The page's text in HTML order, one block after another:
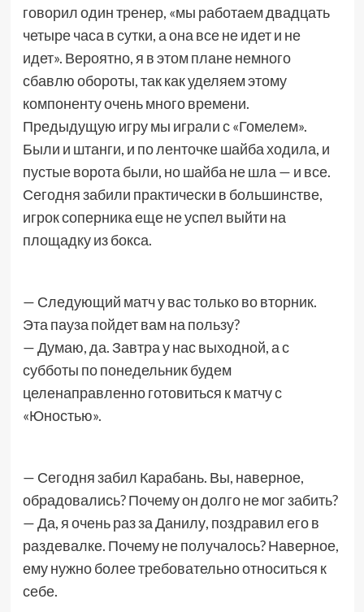
говорил один тренер, «мы работаем двадцать
четыре часа в сутки, а она все не идет и не
идет». Вероятно, я в этом плане немного
сбавлю обороты, так как уделяем этому
компоненту очень много времени.
Предыдущую игру мы играли с «Гомелем».
Были и штанги, и по ленточке шайба ходила, и
пустые ворота были, но шайба не шла — и все.
Сегодня забили практически в большинстве,
игрок соперника еще не успел выйти на
площадку из бокса.
— Следующий матч у вас только во вторник.
Эта пауза пойдет вам на пользу?
— Думаю, да. Завтра у нас выходной, а с
субботы по понедельник будем
целенаправленно готовиться к матчу с
«Юностью».
— Сегодня забил Карабань. Вы, наверное,
обрадовались? Почему он долго не мог забить?
— Да, я очень раз за Данилу, поздравил его в
раздевалке. Почему не получалось? Наверное,
ему нужно более требовательно относиться к
себе.